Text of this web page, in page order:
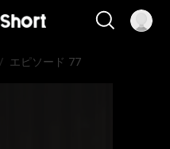
/ エピソード 77